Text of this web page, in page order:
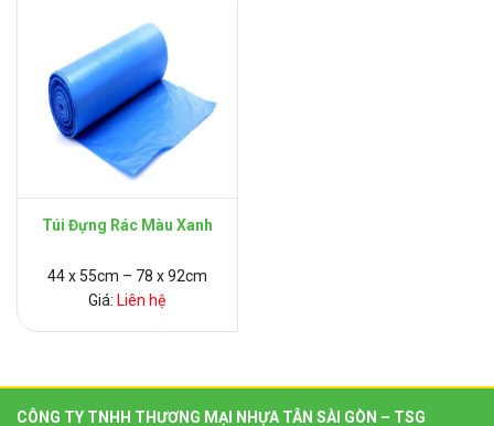
Túi Đựng Rác Màu Xanh
44 x 55cm – 78 x 92cm
Giá: Liên hệ
CÔNG TY TNHH THƯƠNG MẠI NHỰA TÂN SÀI GÒN – TSG